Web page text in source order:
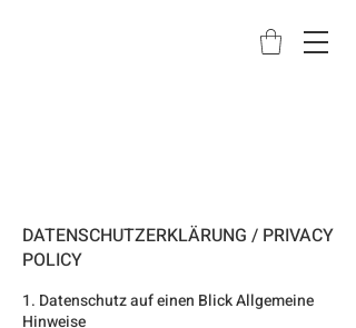
DATENSCHUTZERKLÄRUNG / PRIVACY
POLICY
1. Datenschutz auf einen Blick Allgemeine
Hinweise